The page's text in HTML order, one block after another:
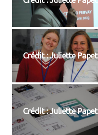
Crédit : Juliette Papet
Crédit : Juliette Papet